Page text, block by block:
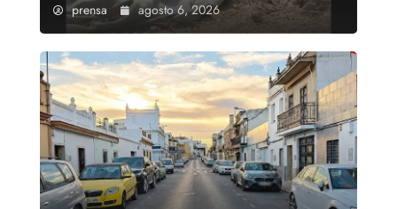
prensa agosto 6, 2026